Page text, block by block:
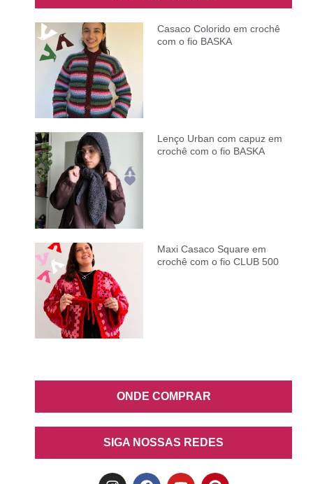
Casaco Colorido em crochê
com o fio BASKA
Lenço Urban com capuz em
crochê com o fio BASKA
Maxi Casaco Square em
crochê com o fio CLUB 500
ONDE COMPRAR
SIGA NOSSAS REDES